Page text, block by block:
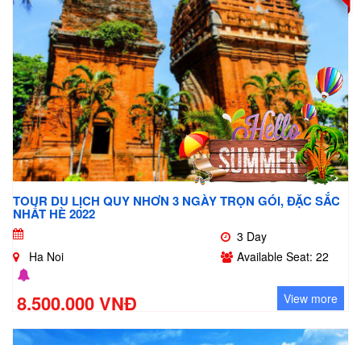
TOUR DU LỊCH QUY NHƠN 3 NGÀY TRỌN GÓI, ĐẶC SẮC
NHẤT HÈ 2022
3 Day
Ha Noi
Available Seat: 22
8.500.000 VNĐ View more